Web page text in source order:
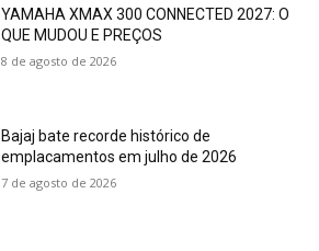
YAMAHA XMAX 300 CONNECTED 2027: O
QUE MUDOU E PREÇOS
8 de agosto de 2026
Bajaj bate recorde histórico de
emplacamentos em julho de 2026
7 de agosto de 2026